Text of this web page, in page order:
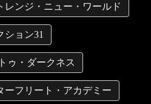
レンジ・ニュー・ワールド
ション31
ゥ・ダークネス
ーフリート・アカデミー